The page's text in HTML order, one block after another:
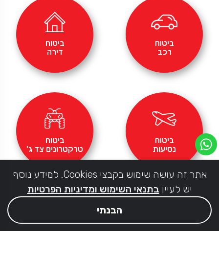
ביטוח
רכב
ביטוח
דירה
ביטוח
נסיעות
ביטוח
טרקטרונים צד ג'
אתר זה עושה שימוש בקבצי Cookies. למידע נוסף
יש לעיין בתנאי השימוש ומדיניות הפרטיות
הבנתי